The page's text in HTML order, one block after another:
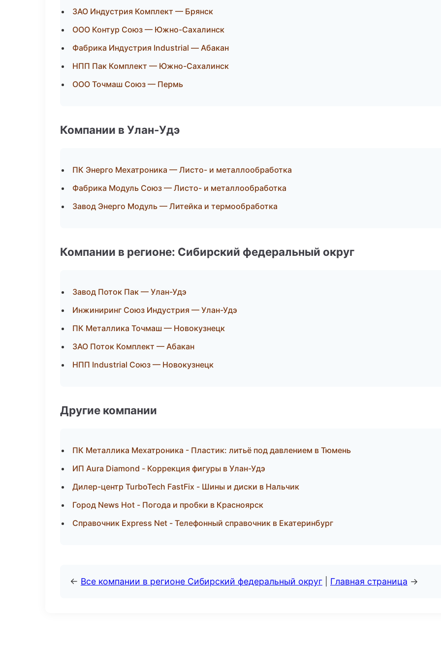
ЗАО Индустрия Комплект — Брянск
ООО Контур Союз — Южно-Сахалинск
Фабрика Индустрия Industrial — Абакан
НПП Пак Комплект — Южно-Сахалинск
ООО Точмаш Союз — Пермь
Компании в Улан-Удэ
ПК Энерго Мехатроника — Листо- и металлообработка
Фабрика Модуль Союз — Листо- и металлообработка
Завод Энерго Модуль — Литейка и термообработка
Компании в регионе: Сибирский федеральный округ
Завод Поток Пак — Улан-Удэ
Инжиниринг Союз Индустрия — Улан-Удэ
ПК Металлика Точмаш — Новокузнецк
ЗАО Поток Комплект — Абакан
НПП Industrial Союз — Новокузнецк
Другие компании
ПК Металлика Мехатроника - Пластик: литьё под давлением в Тюмень
ИП Aura Diamond - Коррекция фигуры в Улан-Удэ
Дилер-центр TurboTech FastFix - Шины и диски в Нальчик
Город News Hot - Погода и пробки в Красноярск
Справочник Express Net - Телефонный справочник в Екатеринбург
← Все компании в регионе Сибирский федеральный округ Главная страница →